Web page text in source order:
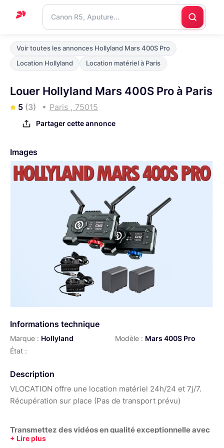
Accueil
Support
contacter
Voir toutes les annonces Hollyland Mars 400S Pro
Location Hollyland
Location matériel à Paris
Louer Hollyland Mars 400S Pro à Paris
5 (3) Paris , 75015
Partager cette annonce
Images
Informations technique
Marque : Hollyland Modèle : Mars 400S Pro
État :
Description
VLOCATION offre une location matériel 24h/24 et 7j/7.
Récupération sur place (Pas de transport prévu)
Transmettez des vidéos en qualité exceptionnelle avec
le Hollyland Mars 400S Pro, offrant une transmission